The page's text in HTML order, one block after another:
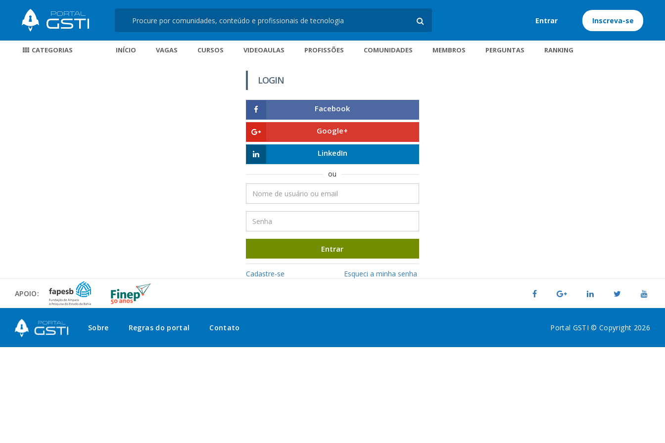
Entrar Inscreva-se
CATEGORIAS INÍCIO VAGAS CURSOS VIDEOAULAS PROFISSÕES COMUNIDADES MEMBROS PERGUNTAS RANKING
LOGIN
Facebook
Google+
LinkedIn
ou
Entrar
Cadastre-se Esqueci a minha senha
APOIO:
Sobre Regras do portal Contato Portal GSTI © Copyright 2026